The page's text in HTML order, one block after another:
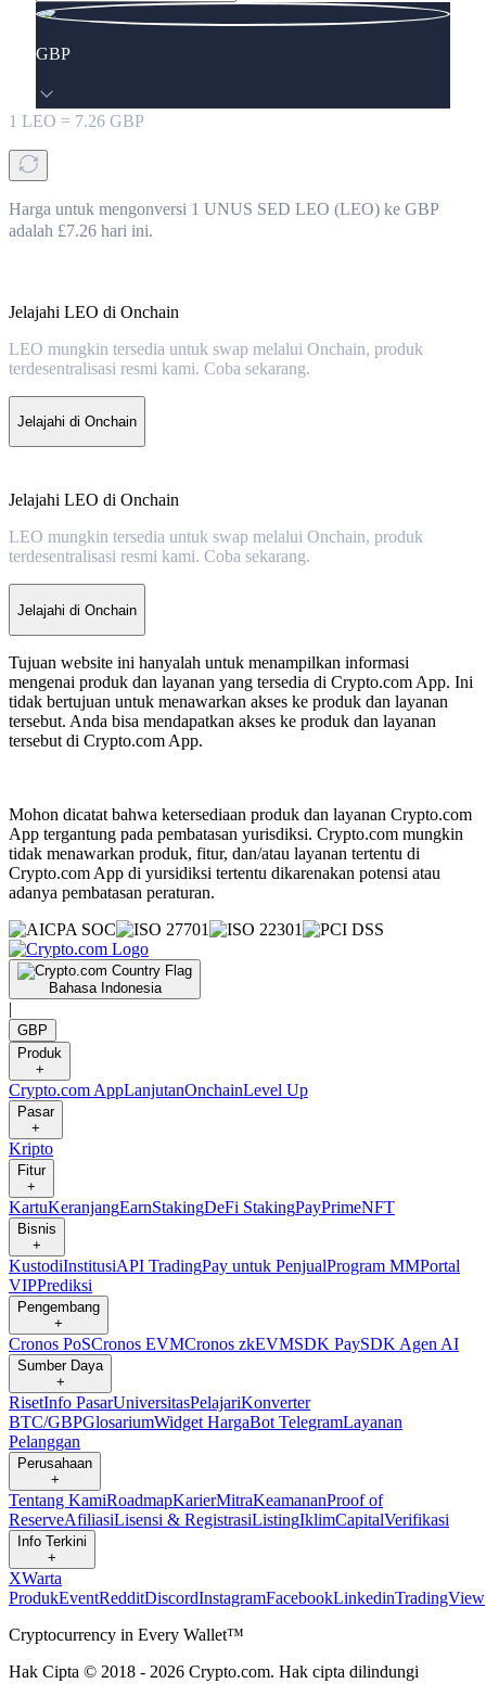
GBP
1 LEO = 7.26 GBP
Harga untuk mengonversi 1 UNUS SED LEO (LEO) ke GBP
adalah £7.26 hari ini.
Jelajahi LEO di Onchain
LEO mungkin tersedia untuk swap melalui Onchain, produk
terdesentralisasi resmi kami. Coba sekarang.
Jelajahi di Onchain
Jelajahi LEO di Onchain
LEO mungkin tersedia untuk swap melalui Onchain, produk
terdesentralisasi resmi kami. Coba sekarang.
Jelajahi di Onchain
Tujuan website ini hanyalah untuk menampilkan informasi
mengenai produk dan layanan yang tersedia di Crypto.com App. Ini
tidak bertujuan untuk menawarkan akses ke produk dan layanan
tersebut. Anda bisa mendapatkan akses ke produk dan layanan
tersebut di Crypto.com App.
Mohon dicatat bahwa ketersediaan produk dan layanan Crypto.com
App tergantung pada pembatasan yurisdiksi. Crypto.com mungkin
tidak menawarkan produk, fitur, dan/atau layanan tertentu di
Crypto.com App di yursidiksi tertentu dikarenakan potensi atau
adanya pembatasan peraturan.
Bahasa Indonesia
|
GBP
Produk
+
Crypto.com AppLanjutanOnchainLevel Up
Pasar
+
Kripto
Fitur
+
KartuKeranjangEarnStakingDeFi StakingPayPrimeNFT
Bisnis
+
KustodiInstitusiAPI TradingPay untuk PenjualProgram MMPortal
VIPPrediksi
Pengembang
+
Cronos PoSCronos EVMCronos zkEVMSDK PaySDK Agen AI
Sumber Daya
+
RisetInfo PasarUniversitasPelajariKonverter
BTC/GBPGlosariumWidget HargaBot TelegramLayanan
Pelanggan
Perusahaan
+
Tentang KamiRoadmapKarierMitraKeamananProof of
ReserveAfiliasiLisensi & RegistrasiListingIklimCapitalVerifikasi
Info Terkini
+
XWarta
ProdukEventRedditDiscordInstagramFacebookLinkedinTradingView
Cryptocurrency in Every Wallet™
Hak Cipta © 2018 - 2026 Crypto.com. Hak cipta dilindungi